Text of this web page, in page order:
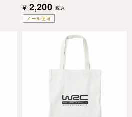
メール便可
¥ 2,200 税込